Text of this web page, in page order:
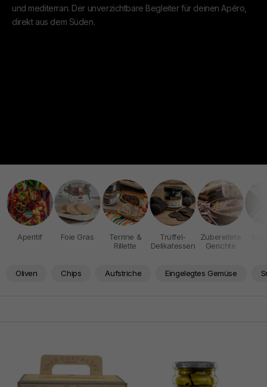
und mediterran. Der unverzichtbare Begleiter für deinen Apéro,
direkt aus dem Süden.
Aperitif Foie Gras
Terrine &
Rillette
Trüffel-
Delikatessen
Zubereitete
Gerichte
Oliven Chips Aufstriche Eingelegtes Gemüse